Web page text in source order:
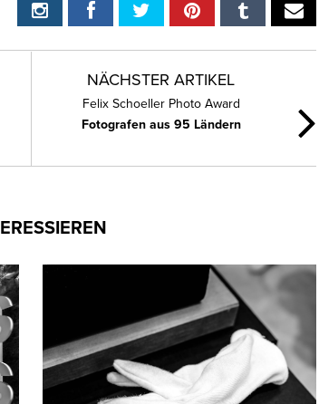
NÄCHSTER ARTIKEL
Felix Schoeller Photo Award
Fotografen aus 95 Ländern